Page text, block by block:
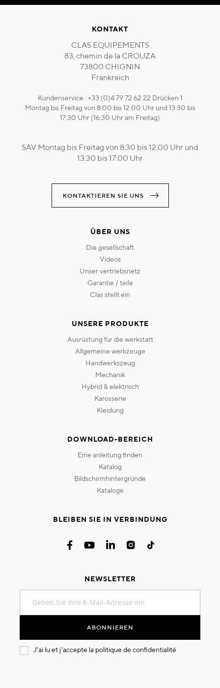
KONTAKT
CLAS EQUIPEMENTS
83, chemin de la CROUZA
73800 CHIGNIN
Frankreich
Kundenservice : +33 (0)4 79 72 62 22 Drücken 1
Montag bis Freitag von 8:00 bis 12:00 Uhr und 13:30 bis
17:30 Uhr (16:30 Uhr am Freitag)
SAV Montag bis Freitag von 8:30 bis 12:00 Uhr und
13:30 bis 17:00 Uhr
KONTAKTIEREN SIE UNS
ÜBER UNS
die gesellschaft
videos
unser vertriebsnetz
garantie / teile
clas stellt ein
UNSERE PRODUKTE
ausrüstung für die werkstatt
allgemeine werkzeuge
handwerkszeug
mechanik
hybrid & elektrisch
karosserie
kleidung
DOWNLOAD-BEREICH
eine anleitung finden
katalog
bildschirmhintergründe
kataloge
BLEIBEN SIE IN VERBINDUNG
NEWSLETTER
sich
an:
ABONNIEREN
J'ai lu et j'accepte la politique de confidentialité